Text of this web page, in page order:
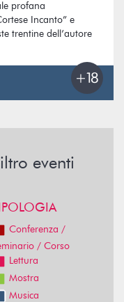
profana
Incanto” e
trentine dell’autore
eventi
Conferenza /
/ Corso
Lettura
Mostra
Musica